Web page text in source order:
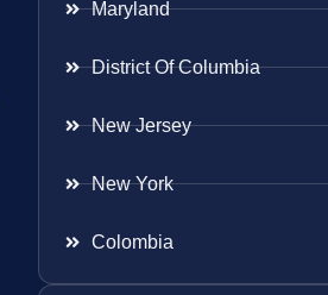
Maryland
District Of Columbia
New Jersey
New York
Colombia